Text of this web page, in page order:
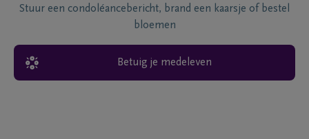
Stuur een condoléancebericht, brand een kaarsje of bestel
bloemen
Betuig je medeleven